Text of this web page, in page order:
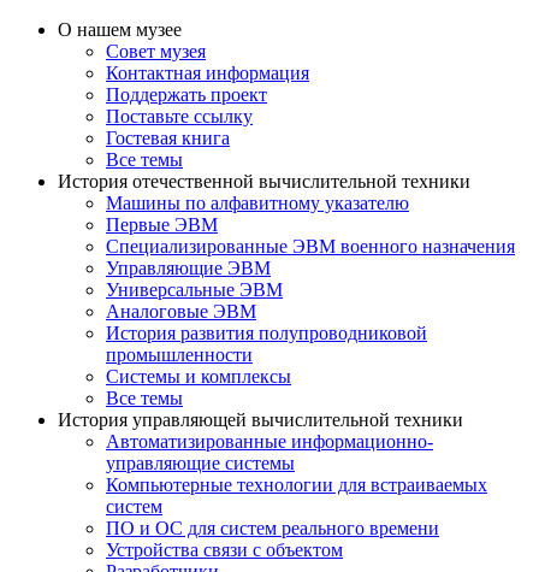
О нашем музее
Совет музея
Контактная информация
Поддержать проект
Поставьте ссылку
Гостевая книга
Все темы
История отечественной вычислительной техники
Машины по алфавитному указателю
Первые ЭВМ
Специализированные ЭВМ военного назначения
Управляющие ЭВМ
Универсальные ЭВМ
Аналоговые ЭВМ
История развития полупроводниковой
промышленности
Системы и комплексы
Все темы
История управляющей вычислительной техники
Автоматизированные информационно-
управляющие системы
Компьютерные технологии для встраиваемых
систем
ПО и ОС для систем реального времени
Устройства связи с объектом